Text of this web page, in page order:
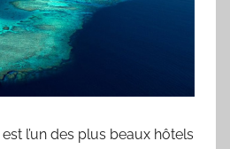
l’un des plus beaux hôtels